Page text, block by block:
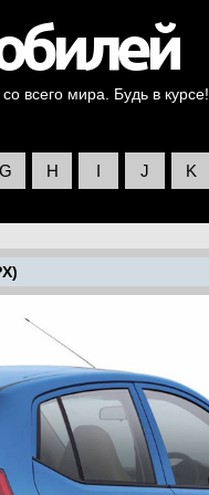
всего мира. Будь в курсе!
G H I J K